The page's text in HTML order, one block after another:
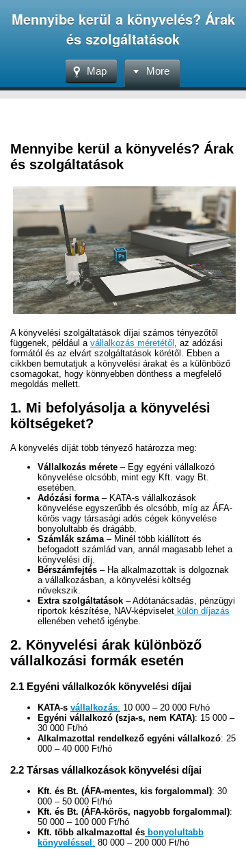
Mennyibe kerül a könyvelés? Árak
és szolgáltatások
Map More
Mennyibe kerül a könyvelés? Árak
és szolgáltatások
A könyvelési szolgáltatások díjai számos tényezőtől
függenek, például a vállalkozás méretétől
, az adózási
formától és az elvárt szolgáltatások körétől. Ebben a
cikkben bemutatjuk a könyvelési árakat és a különböző
csomagokat, hogy könnyebben dönthess a megfelelő
megoldás mellett.
1. Mi befolyásolja a könyvelési
költségeket?
A könyvelés díját több tényező határozza meg:
Vállalkozás mérete – Egy egyéni vállalkozó
könyvelése olcsóbb, mint egy Kft. vagy Bt.
esetében.
Adózási forma– KATA-s vállalkozások
könyvelése egyszerűbb és olcsóbb, míg az ÁFA-
körös vagy társasági adós cégek könyvelése
bonyolultabb és drágább.
Számlák száma– Minél több kiállított és
befogadott számlád van, annál magasabb lehet a
könyvelési díj.
Bérszámfejtés – Ha alkalmazottak is dolgoznak
a vállalkozásban, a könyvelési költség
növekszik.
Extra szolgáltatások – Adótanácsadás, pénzügyi
riportok készítése, NAV-képviselet külön díjazás
ellenében vehető igénybe.
2. Könyvelési árak különböző
vállalkozási formák esetén
2.1 Egyéni vállalkozók könyvelési díjai
KATA-s vállalkozás: 10 000 – 20 000 Ft/hó
Egyéni vállalkozó (szja-s, nem KATA): 15 000 –
30 000 Ft/hó
Alkalmazottal rendelkező egyéni vállalkozó: 25
000 – 40 000 Ft/hó
2.2 Társas vállalkozások könyvelési díjai
Kft. és Bt. (ÁFA-mentes, kis forgalommal): 30
000 – 50 000 Ft/hó
Kft. és Bt. (ÁFA-körös, nagyobb forgalommal):
50 000 – 100 000 Ft/hó
Kft. több alkalmazottal és bonyolultabb
könyveléssel : 80 000 – 200 000 Ft/hó